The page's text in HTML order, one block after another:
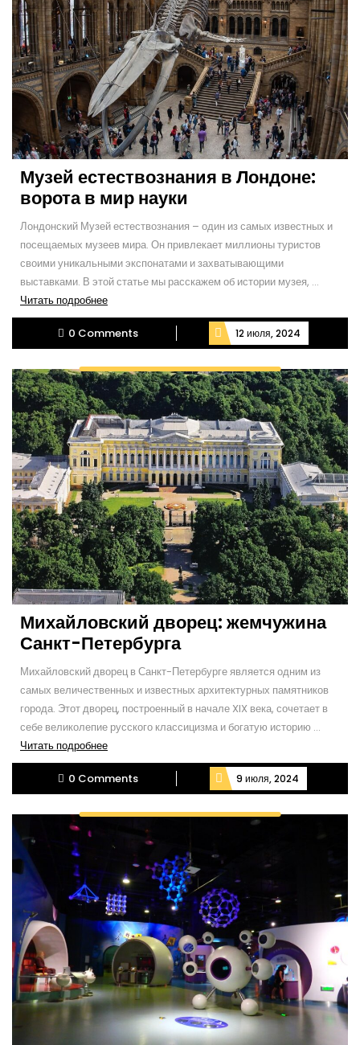
Музей естествознания в Лондоне:
ворота в мир науки
Лондонский Музей естествознания – один из самых известных и
посещаемых музеев мира. Он привлекает миллионы туристов
своими уникальными экспонатами и захватывающими
выставками. В этой статье мы расскажем об истории музея, ...
Читать подробнееЧитать
подробнее
0 Comments
12 июля, 2024
Михайловский дворец: жемчужина
Санкт-Петербурга
Михайловский дворец в Санкт-Петербурге является одним из
самых величественных и известных архитектурных памятников
города. Этот дворец, построенный в начале XIX века, сочетает в
себе великолепие русского классицизма и богатую историю ...
Читать подробнееЧитать
подробнее
0 Comments
9 июля, 2024